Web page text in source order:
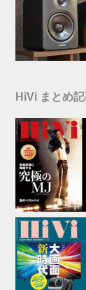
HiVi まとめ